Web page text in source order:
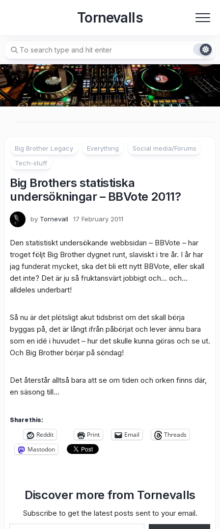
Tornevalls
Big Brother Legacy Everything
Social media/Forums
Tech-stuff
Big Brothers statistiska
undersökningar – BBVote 2011?
by Tornevall 17 February 2011
Den statistiskt undersökande webbsidan – BBVote – har
troget följt Big Brother dygnet runt, slaviskt i tre år. I år har
jag funderat mycket, ska det bli ett nytt BBVote, eller skall
det inte? Det är ju så fruktansvärt jobbigt och… och…
alldeles underbart!
Så nu är det plötsligt akut tidsbrist om det skall börja
byggas på, det är långt ifrån påbörjat och lever ännu bara
som en idé i huvudet – hur det skulle kunna göras och se ut.
Och Big Brother börjar på söndag!
Det återstår alltså bara att se om tiden och orken finns där,
en säsong till…
Share this:
Reddit Print Email
Threads
Mastodon
Discover more from Tornevalls
Subscribe to get the latest posts sent to your email.
Type your email…